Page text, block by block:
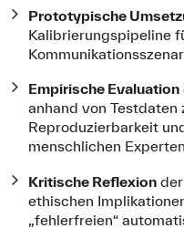
Prototypische
Kalibrierungspipeline
Empirische Evaluation
anhand von Testdaten
Reproduzierbarkeit
menschlichen
Kritische Reflexionder
ethischen
„fehlerfreien“